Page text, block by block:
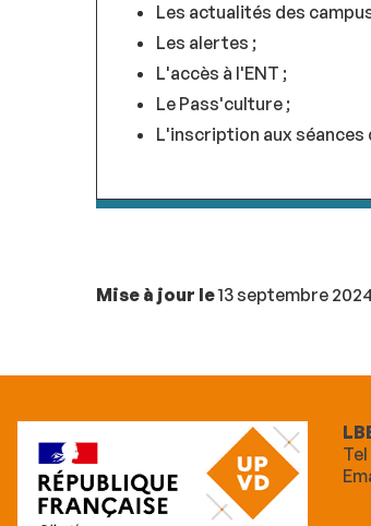
Les actualités des
Les alertes ;
L'accès à l'ENT ;
Le Pass'culture ;
L'inscription aux
Mise à jour le13 septembre 2024